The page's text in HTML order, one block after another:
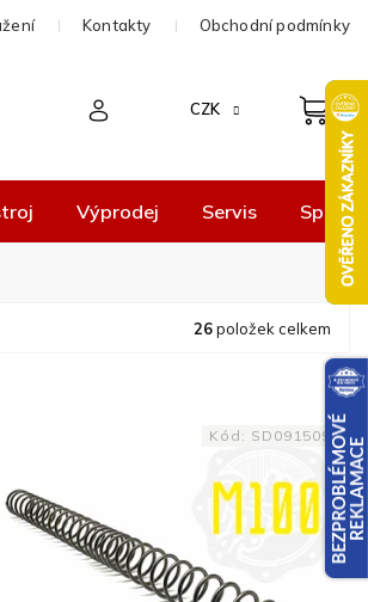
Kontakty Obchodní podmínky
CZK
Výprodej Servis
26položek celkem
Kód: SD091509